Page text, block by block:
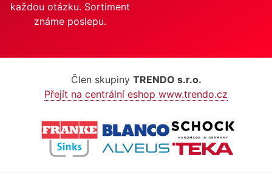
každou otázku. Sortiment
známe poslepu.
Člen skupiny TRENDO s.r.o.
Přejít na centrální eshop www.trendo.cz